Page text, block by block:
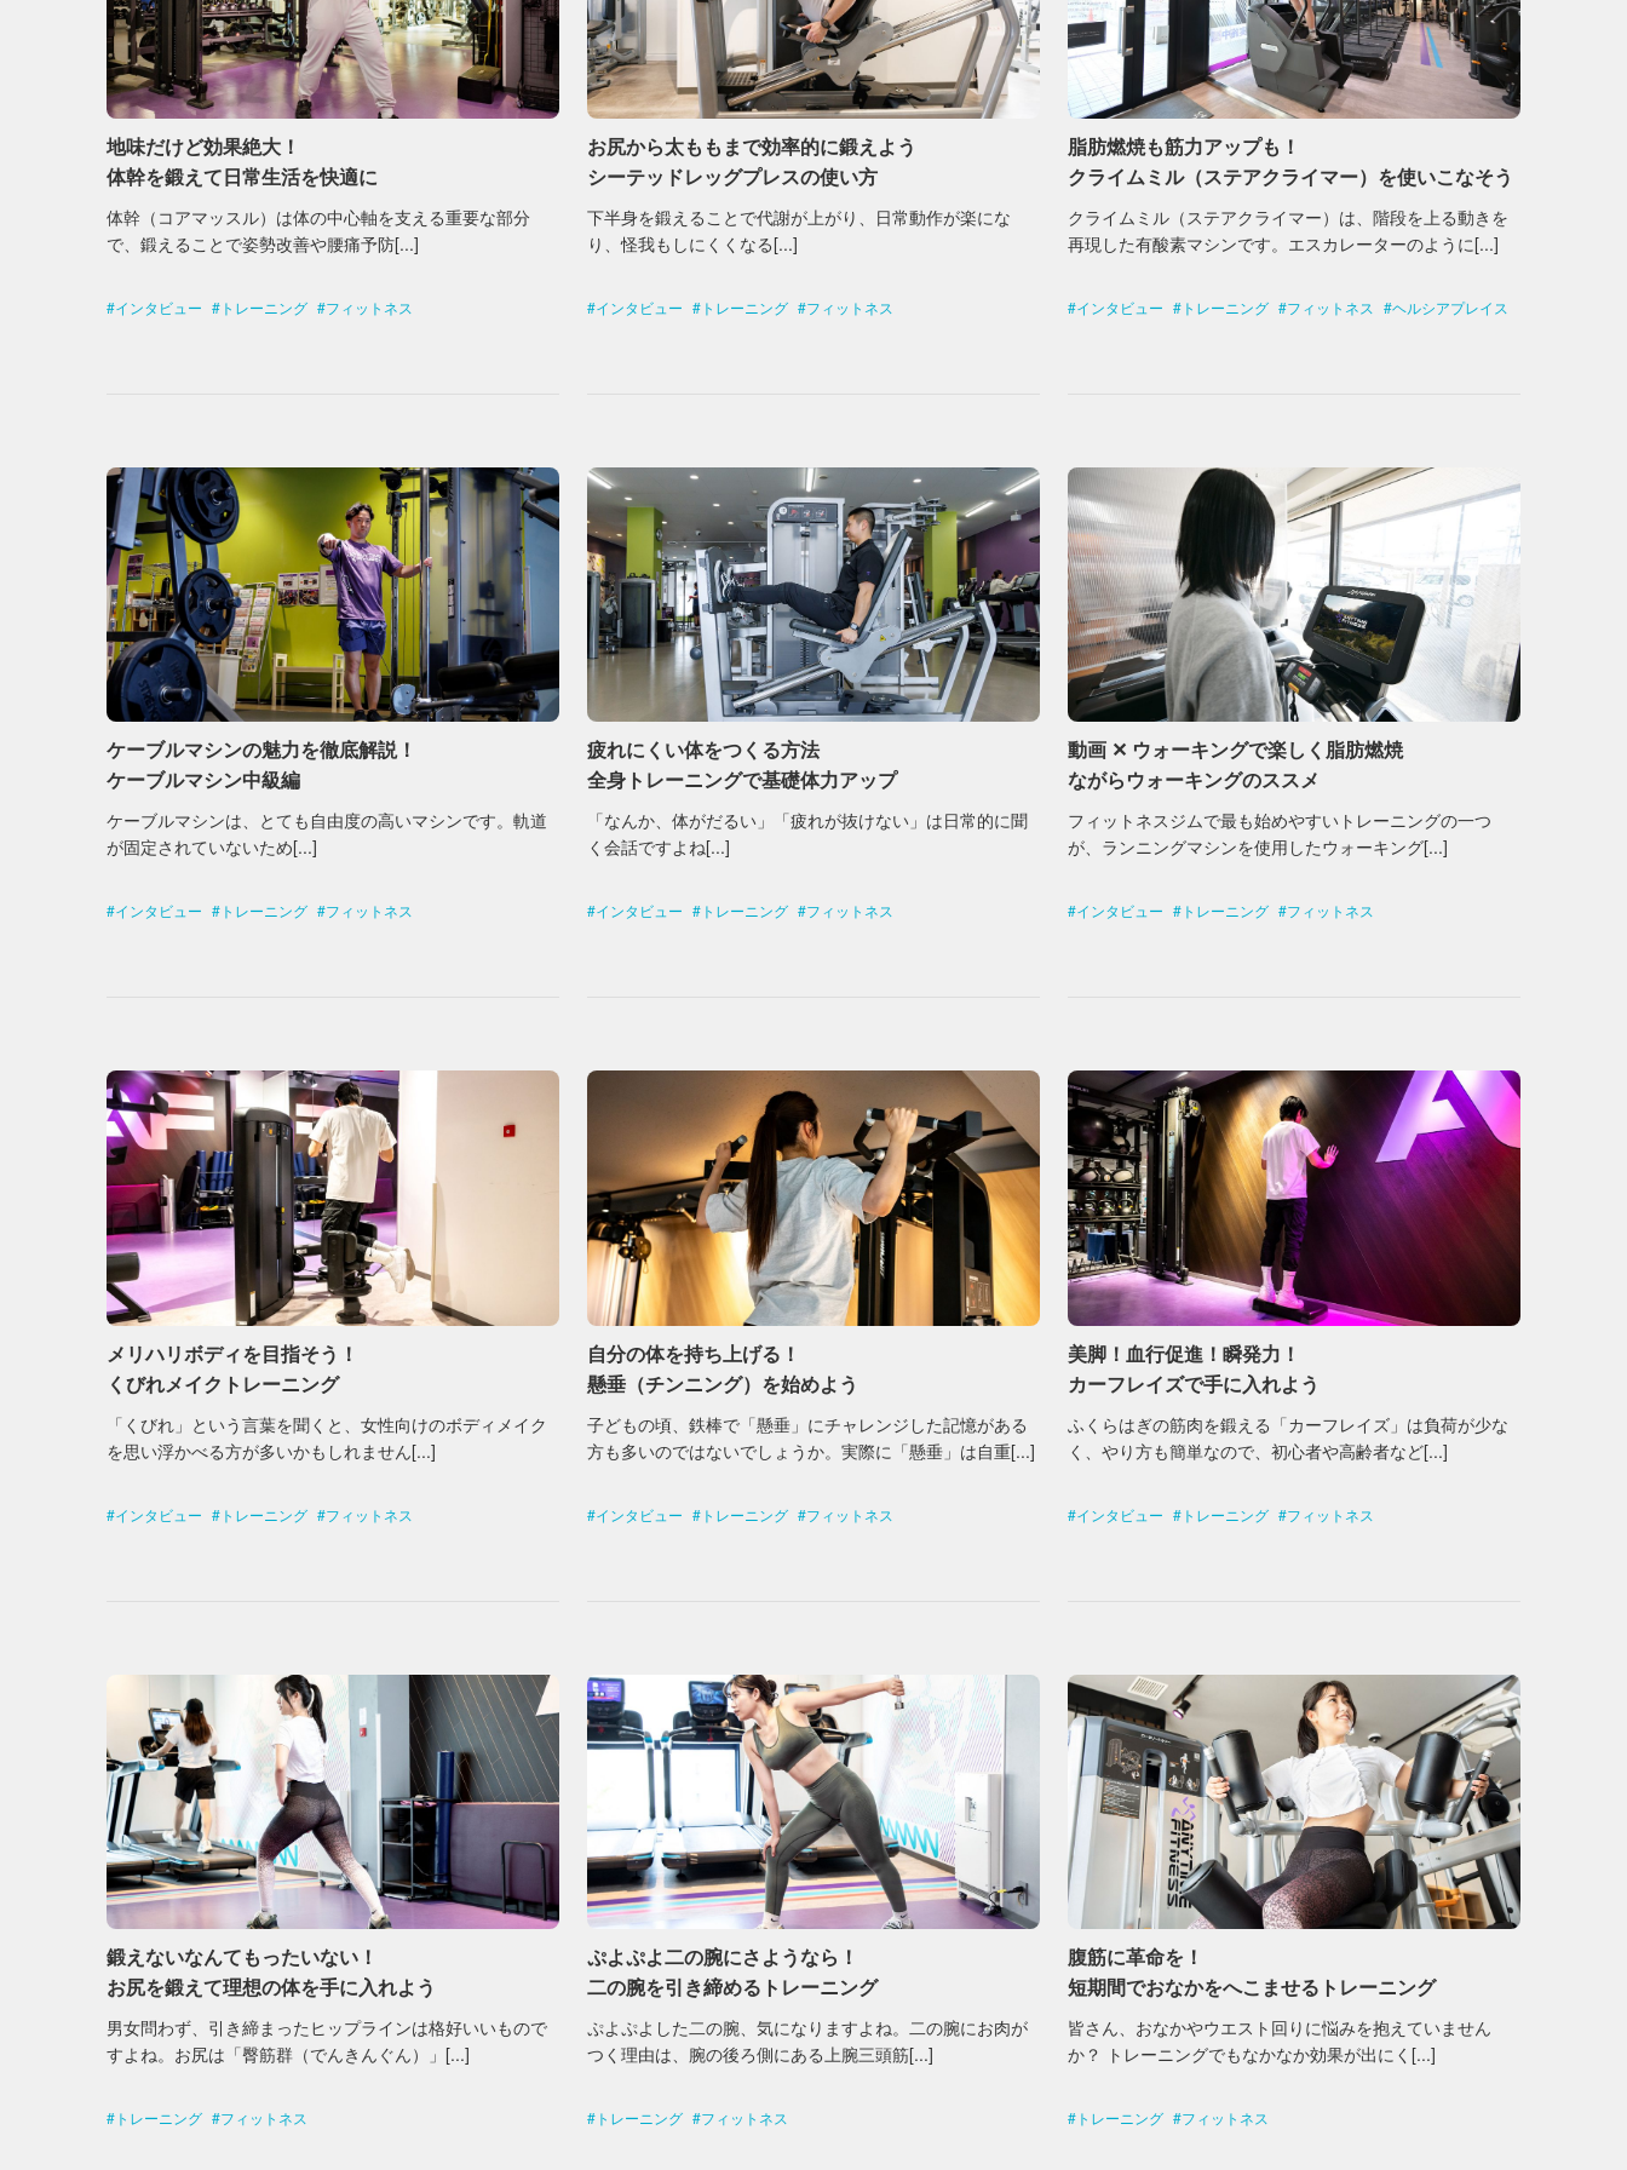
地味だけど効果絶大！
体幹を鍛えて日常生活を快適に
体幹（コアマッスル）は体の中心軸を支える重要な部分
で、鍛えることで姿勢改善や腰痛予防[...]
インタビュー トレーニング フィットネス
お尻から太ももまで効率的に鍛えよう
シーテッドレッグプレスの使い方
下半身を鍛えることで代謝が上がり、日常動作が楽にな
り、怪我もしにくくなる[...]
インタビュー トレーニング フィットネス
脂肪燃焼も筋力アップも！
クライムミル（ステアクライマー）を使いこなそう
クライムミル（ステアクライマー）は、階段を上る動きを
再現した有酸素マシンです。エスカレーターのように[...]
インタビュー トレーニング フィットネス ヘルシアプレイス
ケーブルマシンの魅力を徹底解説！
ケーブルマシン中級編
ケーブルマシンは、とても自由度の高いマシンです。軌道
が固定されていないため[...]
インタビュー トレーニング フィットネス
疲れにくい体をつくる方法
全身トレーニングで基礎体力アップ
「なんか、体がだるい」「疲れが抜けない」は日常的に聞
く会話ですよね[...]
インタビュー トレーニング フィットネス
動画 ✕ ウォーキングで楽しく脂肪燃焼
ながらウォーキングのススメ
フィットネスジムで最も始めやすいトレーニングの一つ
が、ランニングマシンを使用したウォーキング[...]
インタビュー トレーニング フィットネス
メリハリボディを目指そう！
くびれメイクトレーニング
「くびれ」という言葉を聞くと、女性向けのボディメイク
を思い浮かべる方が多いかもしれません[...]
インタビュー トレーニング フィットネス
自分の体を持ち上げる！
懸垂（チンニング）を始めよう
子どもの頃、鉄棒で「懸垂」にチャレンジした記憶がある
方も多いのではないでしょうか。実際に「懸垂」は自重[...]
インタビュー トレーニング フィットネス
美脚！血行促進！瞬発力！
カーフレイズで手に入れよう
ふくらはぎの筋肉を鍛える「カーフレイズ」は負荷が少な
く、やり方も簡単なので、初心者や高齢者など[...]
インタビュー トレーニング フィットネス
鍛えないなんてもったいない！
お尻を鍛えて理想の体を手に入れよう
男女問わず、引き締まったヒップラインは格好いいもので
すよね。お尻は「臀筋群（でんきんぐん）」[...]
トレーニング フィットネス
ぷよぷよ二の腕にさようなら！
二の腕を引き締めるトレーニング
ぷよぷよした二の腕、気になりますよね。二の腕にお肉が
つく理由は、腕の後ろ側にある上腕三頭筋[...]
トレーニング フィットネス
腹筋に革命を！
短期間でおなかをへこませるトレーニング
皆さん、おなかやウエスト回りに悩みを抱えていません
か？ トレーニングでもなかなか効果が出にく[...]
トレーニング フィットネス